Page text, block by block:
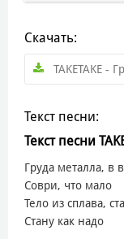
Скачать:
TAKETAKE -
Текст песни:
Текст песни
Груда металла, в
Соври, что мало
Тело из сплава,
Стану как надо